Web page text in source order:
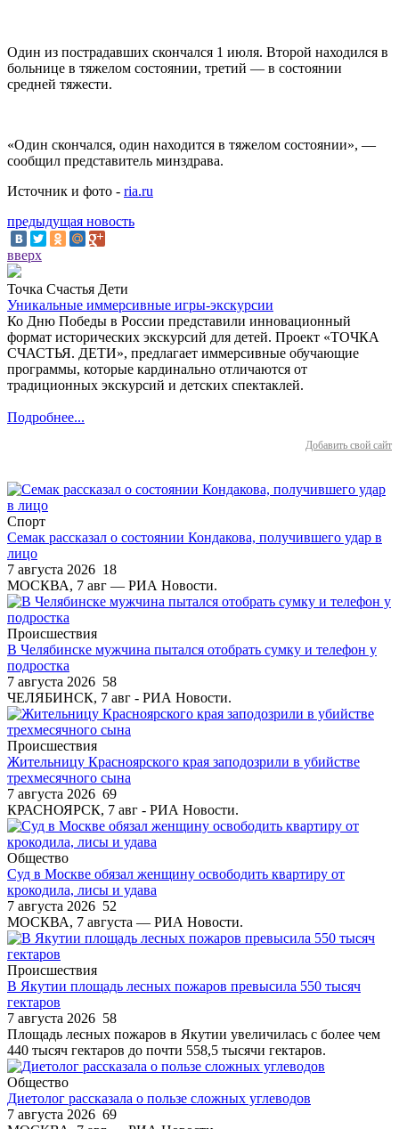
Один из пострадавших скончался 1 июля. Второй находился в
больнице в тяжелом состоянии, третий — в состоянии
средней тяжести.
«Один скончался, один находится в тяжелом состоянии», —
сообщил представитель минздрава.
Источник и фото - ria.ru
предыдущая новость
вверх
Точка Счастья Дети
Уникальные иммерсивные игры-экскурсии
Ко Дню Победы в России представили инновационный
формат исторических экскурсий для детей. Проект «ТОЧКА
СЧАСТЬЯ. ДЕТИ», предлагает иммерсивные обучающие
программы, которые кардинально отличаются от
традиционных экскурсий и детских спектаклей.
Подробнее...
Добавить свой сайт
Спорт
Семак рассказал о состоянии Кондакова, получившего удар в
лицо
7 августа 2026 18
МОСКВА, 7 авг — РИА Новости.
Происшествия
В Челябинске мужчина пытался отобрать сумку и телефон у
подростка
7 августа 2026 58
ЧЕЛЯБИНСК, 7 авг - РИА Новости.
Происшествия
Жительницу Красноярского края заподозрили в убийстве
трехмесячного сына
7 августа 2026 69
КРАСНОЯРСК, 7 авг - РИА Новости.
Общество
Суд в Москве обязал женщину освободить квартиру от
крокодила, лисы и удава
7 августа 2026 52
МОСКВА, 7 августа — РИА Новости.
Происшествия
В Якутии площадь лесных пожаров превысила 550 тысяч
гектаров
7 августа 2026 58
Площадь лесных пожаров в Якутии увеличилась с более чем
440 тысяч гектаров до почти 558,5 тысячи гектаров.
Общество
Диетолог рассказала о пользе сложных углеводов
7 августа 2026 69